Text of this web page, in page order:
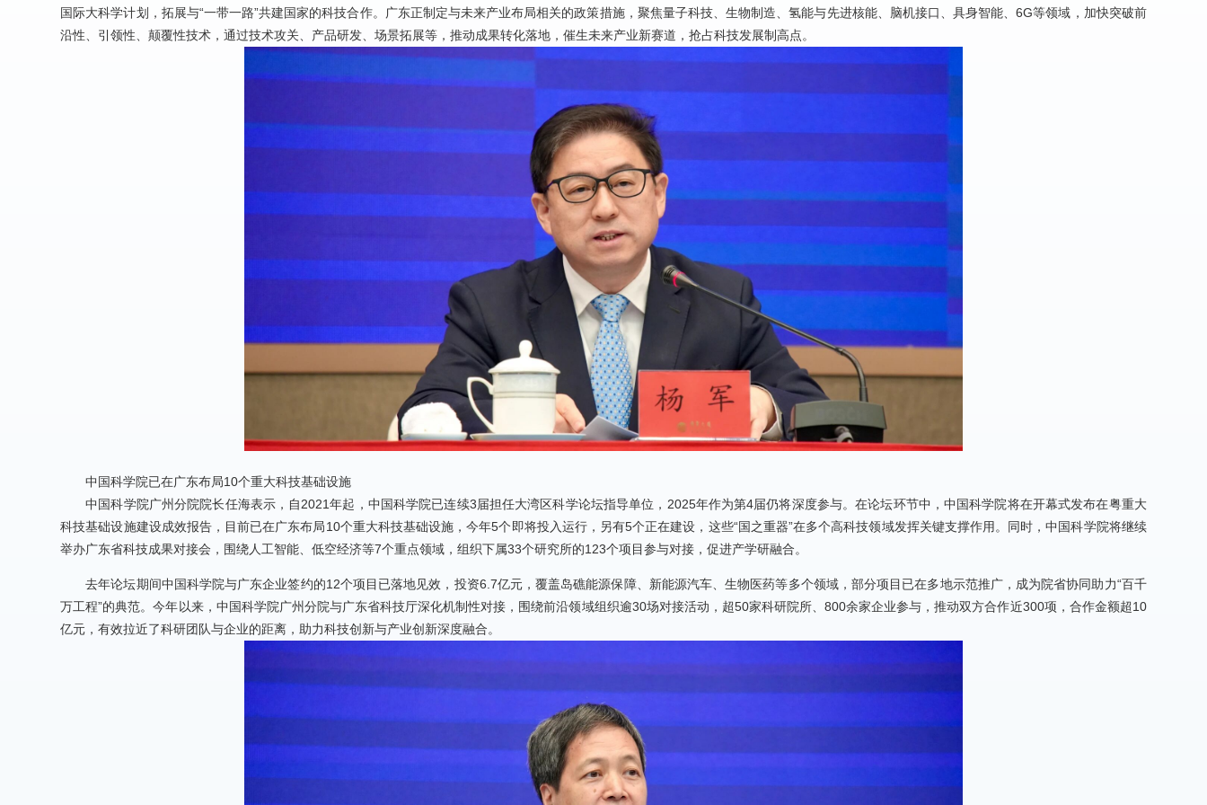
国际大科学计划，拓展与“一带一路”共建国家的科技合作。广东正制定与未来产业布局相关的政策措施，聚焦量子科技、生物制造、氢能与先进核能、脑机接口、具身智能、6G等领域，加快突破前
沿性、引领性、颠覆性技术，通过技术攻关、产品研发、场景拓展等，推动成果转化落地，催生未来产业新赛道，抢占科技发展制高点。
中国科学院已在广东布局10个重大科技基础设施
中国科学院广州分院院长任海表示，自2021年起，中国科学院已连续3届担任大湾区科学论坛指导单位，2025年作为第4届仍将深度参与。在论坛环节中，中国科学院将在开幕式发布在粤重大
科技基础设施建设成效报告，目前已在广东布局10个重大科技基础设施，今年5个即将投入运行，另有5个正在建设，这些“国之重器”在多个高科技领域发挥关键支撑作用。同时，中国科学院将继续
举办广东省科技成果对接会，围绕人工智能、低空经济等7个重点领域，组织下属33个研究所的123个项目参与对接，促进产学研融合。
去年论坛期间中国科学院与广东企业签约的12个项目已落地见效，投资6.7亿元，覆盖岛礁能源保障、新能源汽车、生物医药等多个领域，部分项目已在多地示范推广，成为院省协同助力“百千
万工程”的典范。今年以来，中国科学院广州分院与广东省科技厅深化机制性对接，围绕前沿领域组织逾30场对接活动，超50家科研院所、800余家企业参与，推动双方合作近300项，合作金额超10
亿元，有效拉近了科研团队与企业的距离，助力科技创新与产业创新深度融合。